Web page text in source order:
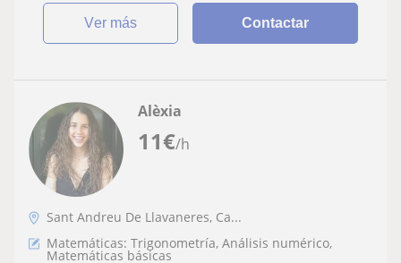
ver más Contactar
11€/h
Alèxia
Sant Andreu De Llavaneres, Ca...
Matemáticas: Trigonometría, Análisis numérico,
Matemáticas básicas